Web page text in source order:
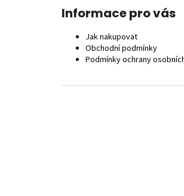
Informace pro vás
Jak nakupovat
Obchodní podmínky
Podmínky ochrany